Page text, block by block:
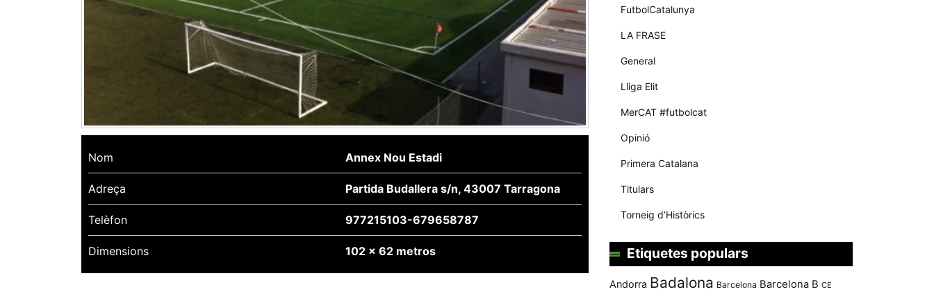
Nom Annex Nou Estadi
Adreça Partida Budallera s/n, 43007 Tarragona
Telèfon 977215103-679658787
Dimensions 102 x 62 metros
FutbolCatalunya
LA FRASE
General
Lliga Elit
MerCAT #futbolcat
Opinió
Primera Catalana
Titulars
Torneig d’Històrics
Etiquetes populars
Andorra Badalona Barcelona Barcelona B CE
desapareixeran
del lloc web.
Màrqueting
els teus
interessos i
comportament
mentre
incrementes la
possibilitat de
anuncis,
personalitzat.